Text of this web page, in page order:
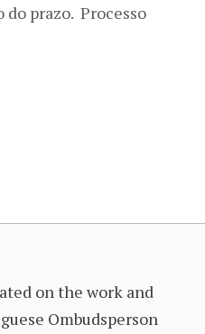
prazo. Processo
on the work and
Ombudsperson